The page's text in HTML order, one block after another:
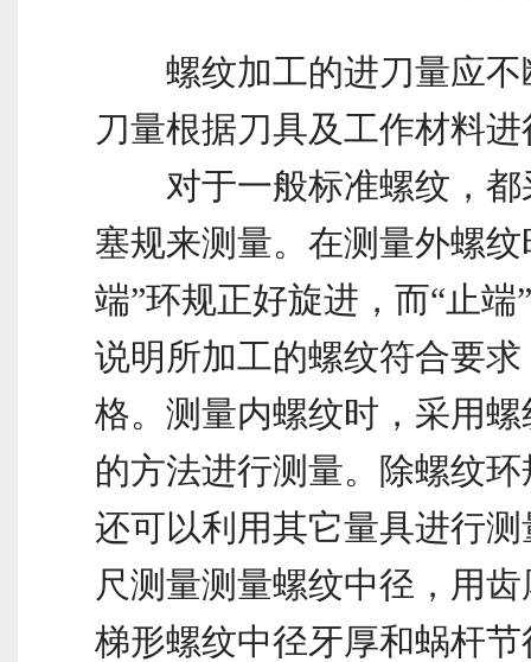
螺纹加工的进刀量应不
刀量根据刀具及工作材料
对于一般标准螺纹，都
塞规来测量。在测量外螺
端”环规正好旋进，而“止端
说明所加工的螺纹符合要
格。测量内螺纹时，采用
的方法进行测量。除螺纹
还可以利用其它量具进行
尺测量测量螺纹中径，用
梯形螺纹中径牙厚和蜗杆